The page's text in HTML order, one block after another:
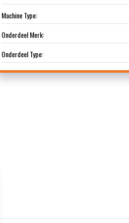
Machine Type:
Onderdeel Merk:
Onderdeel Type: